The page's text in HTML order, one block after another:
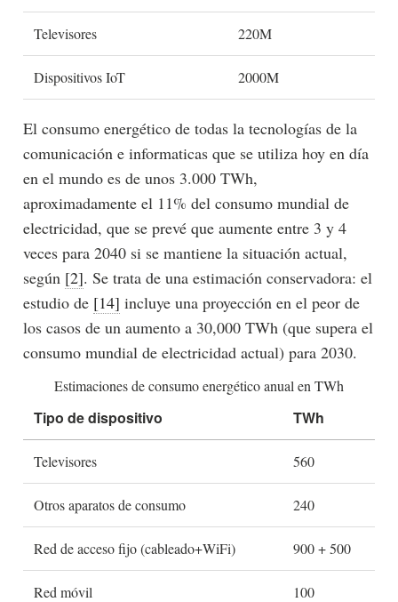
Televisores 220M
Dispositivos IoT 2000M
El consumo energético de todas la tecnologías de la
comunicación e informaticas que se utiliza hoy en día
en el mundo es de unos 3.000 TWh,
aproximadamente el 11% del consumo mundial de
electricidad, que se prevé que aumente entre 3 y 4
veces para 2040 si se mantiene la situación actual,
según [2]. Se trata de una estimación conservadora: el
estudio de [14] incluye una proyección en el peor de
los casos de un aumento a 30,000 TWh (que supera el
consumo mundial de electricidad actual) para 2030.
Estimaciones de consumo energético anual en TWh
Tipo de dispositivo TWh
Televisores 560
Otros aparatos de consumo 240
Red de acceso fijo (cableado+WiFi) 900 + 500
Red móvil 100